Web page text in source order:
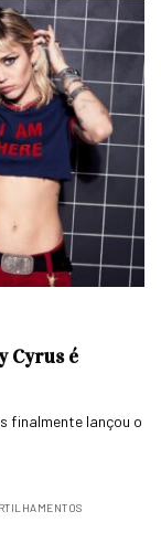
Cyrus é
finalmente lançou o